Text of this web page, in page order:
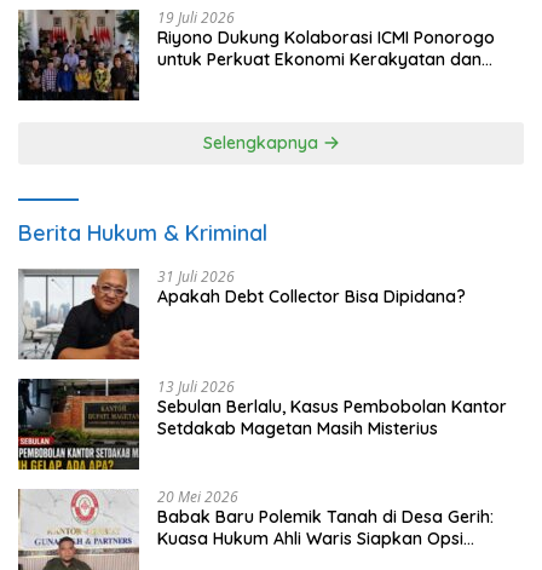
19 Juli 2026
Riyono Dukung Kolaborasi ICMI Ponorogo
untuk Perkuat Ekonomi Kerakyatan dan
Selengkapnya
Berita Hukum & Kriminal
31 Juli 2026
Apakah Debt Collector Bisa Dipidana?
13 Juli 2026
Sebulan Berlalu, Kasus Pembobolan Kantor
Setdakab Magetan Masih Misterius
20 Mei 2026
Babak Baru Polemik Tanah di Desa Gerih:
Kuasa Hukum Ahli Waris Siapkan Opsi